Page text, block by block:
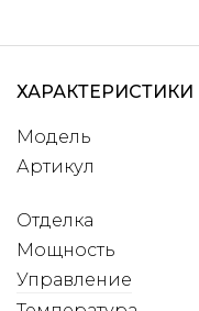
ХАРАКТЕРИСТИКИ
Артикул
Модель
Отделка
Мощность
Управление